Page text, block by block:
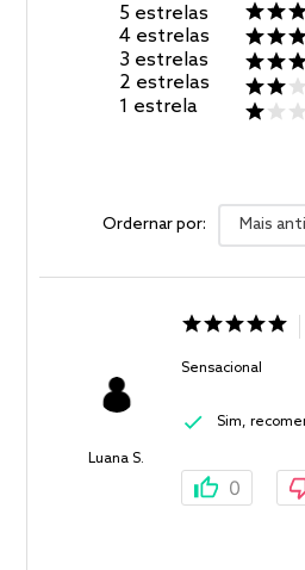
5 estrelas
4 estrelas
3 estrelas
2 estrelas
1 estrela
Ordernar por: Mais
Luana S.
Sensacional
Sim,
0